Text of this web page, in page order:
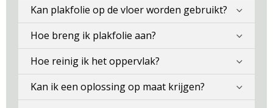
Kan plakfolie op de vloer worden gebruikt?
Hoe breng ik plakfolie aan?
Hoe reinig ik het oppervlak?
Kan ik een oplossing op maat krijgen?